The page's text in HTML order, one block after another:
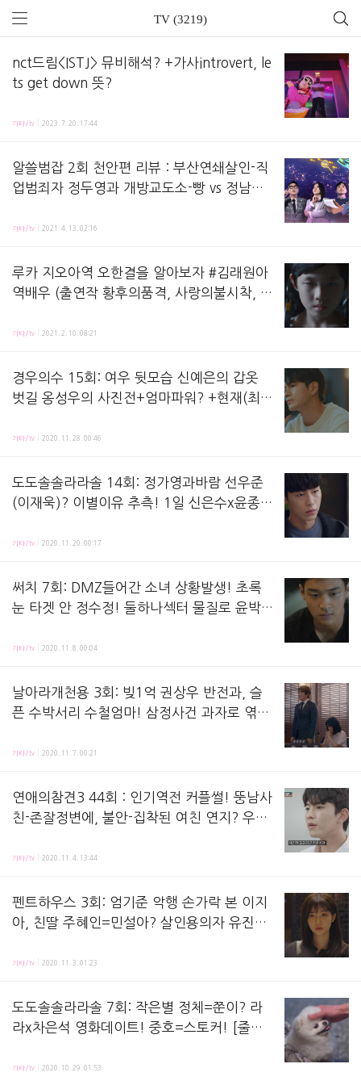
TV (3219)
nct드림<ISTJ> 뮤비해석? +가사introvert, le
ts get down 뜻?
NCT dream 신곡 가사 영어 뜻과 MV 결말해석 포스팅이에요 츄잉껌, 캔디 리메이크를 부른
기타/tv 2023. 7. 20. 17:44
알쓸범잡 2회 천안편 리뷰 : 부산연쇄살인-직
업범죄자 정두영과 개방교도소-빵 vs 정남규
알쓸범잡 2회 방송 시청 후기 정리해놓은 노트에요! ∱®🤘 알쓸범잡 2회 시청후기 🚔 알쓸범잡
기타/tv 2021. 4. 13. 02:16
루카 지오아역 오한결을 알아보자 #김래원아
역배우 (출연작 황후의품격, 사랑의불시착, 라
월화드라마 루카LUCA에서 주인공 지오(김래원 분)의 지워진 미스테리한 과거 속 아역을 연기
기타/tv 2021. 2. 10. 08:21
경우의수 15회: 여우 뒷모습 신예은의 갑옷
벗길 옹성우의 사진전+엄마파워? +현재(최찬
경우의수 15화 줄거리 리뷰, 방송 시청하며 정리해놓은 노트에요! 지난 회, 헤어지자고 한 1년
기타/tv 2020. 11. 28. 00:46
도도솔솔라라솔 14회: 정가영과바람 선우준
(이재욱)? 이별이유 추측! 1일 신은수x윤종
리뷰+회차정보]
도도솔솔라라솔 14화 줄거리 리뷰, 방송 시청 후 정리해놓은 노트에요! 지난 회, 준(이재욱 분)
기타/tv 2020. 11. 20. 00:17
써치 7회: DMZ들어간 소녀 상황발생! 초록
눈 타겟 안 정수정! 둘하나섹터 물질로 윤박-
써치 7화 줄거리 리뷰, 방송 시청하며 정리해놓은 노트에요! 지난 회, 특임대가 작전으로 결국
기타/tv 2020. 11. 8. 00:04
날아라개천용 3회: 빚1억 권상우 반전과, 슬
픈 수박서리 수철엄마! 삼정사건 과자로 엮인
날아라 개천용 3화 줄거리 리뷰, 방송 시청하며 정리해놓은 노트에요! 지난 회, 강철우 시장과
기타/tv 2020. 11. 7. 00:21
연애의참견3 44회 : 인기역전 커플썰! 뚱남사
친-존잘정변에, 불안-집착된 여친 연지? 우성
연애의 참견3 44회 방송 시청후기 정리해놓은 노트에요! 44회 연참드라마에서는, 변신한 남
기타/tv 2020. 11. 4. 13:44
펜트하우스 3회: 엄기준 악행 손가락 본 이지
아, 친딸 주혜인=민설아? 살인용의자 유진?
[줄거리뷰+회차정보]
펜트하우스 3화 줄거리 리뷰, 방송 시청 후 정리해놓은 노트에요! 지난 회, 수석입학한 민설아
기타/tv 2020. 11. 3. 01:23
도도솔솔라라솔 7회: 작은별 정체=쭌이? 라
라x차은석 영화데이트! 중호=스토커! [줄거
도도솔솔라라솔 7화 줄거리 리뷰, 방송 시청 후 정리해놓은 노트에요! 지난 회, 도도솔솔라라
기타/tv 2020. 10. 29. 01:53